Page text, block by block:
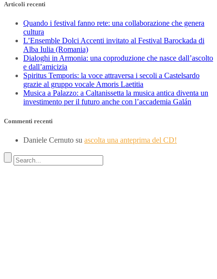
Articoli recenti
Quando i festival fanno rete: una collaborazione che genera
cultura
L’Ensemble Dolci Accenti invitato al Festival Barockada di
Alba Iulia (Romania)
Dialoghi in Armonia: una coproduzione che nasce dall’ascolto
e dall’amicizia
Spiritus Temporis: la voce attraversa i secoli a Castelsardo
grazie al gruppo vocale Amoris Laetitia
Musica a Palazzo: a Caltanissetta la musica antica diventa un
investimento per il futuro anche con l’accademia Galán
Commenti recenti
Daniele Cernuto su ascolta una anteprima del CD!